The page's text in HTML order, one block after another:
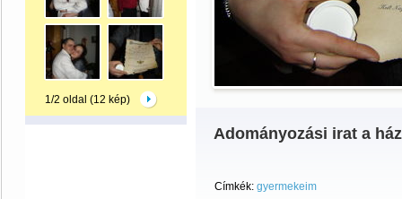
1/2 oldal (12 kép)
Adományozási irat a
Címkék: gyermekeim